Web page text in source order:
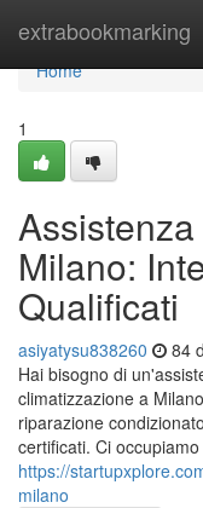
extrabookmarking
Home
Home
1
Milano:
Qualificati
asiyatysu838260 84
Hai bisogno di
climatizzazione a
riparazione
certificati. Ci occupiamo
https://
milano